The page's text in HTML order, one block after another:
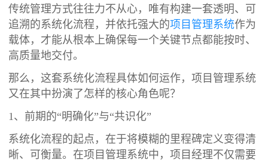
传统管理方式往往力不从心，唯有构建一套透明、可
追溯的系统化流程，并依托强大的项目管理系统作为
载体，才能从根本上确保每一个关键节点都能按时、
高质量地交付。
那么，这套系统化流程具体如何运作，项目管理系统
又在其中扮演了怎样的核心角色呢？
1、前期的“明确化”与“共识化”
系统化流程的起点，在于将模糊的里程碑定义变得清
晰、可衡量。在项目管理系统中，项目经理不仅需要